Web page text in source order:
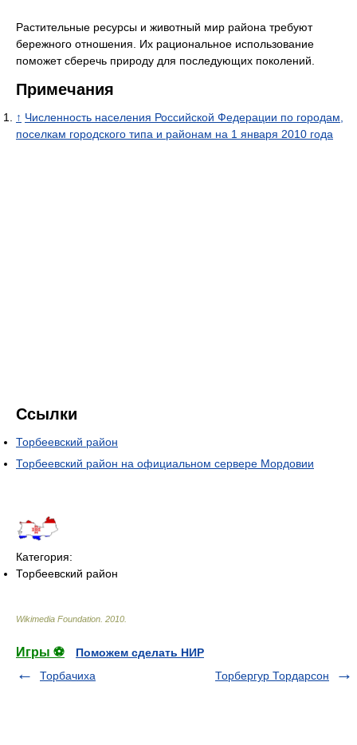
Растительные ресурсы и животный мир района требуют
бережного отношения. Их рациональное использование
поможет сберечь природу для последующих поколений.
Примечания
↑ Численность населения Российской Федерации по городам,
поселкам городского типа и районам на 1 января 2010 года
Ссылки
Торбеевский район
Торбеевский район на официальном сервере Мордовии
Категория:
Торбеевский район
Wikimedia Foundation 2010
Игры ⚽
Поможем сделать НИР
Торбачиха
Торбергур Тордарсон